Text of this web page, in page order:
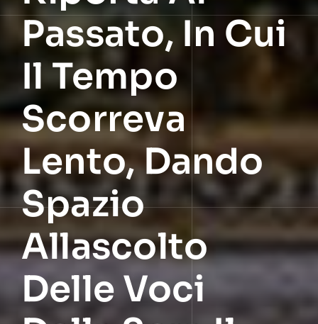
Passato, In Cui
Il Tempo
Scorreva
Lento, Dando
Spazio
Allascolto
Delle Voci